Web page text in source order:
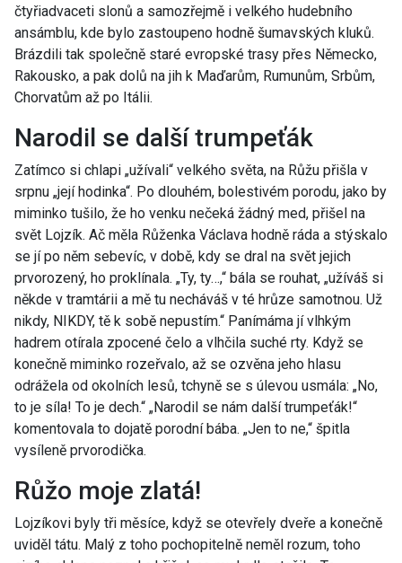
čtyřiadvaceti slonů a samozřejmě i velkého hudebního
ansámblu, kde bylo zastoupeno hodně šumavských kluků.
Brázdili tak společně staré evropské trasy přes Německo,
Rakousko, a pak dolů na jih k Maďarům, Rumunům, Srbům,
Chorvatům až po Itálii.
Narodil se další trumpeťák
Zatímco si chlapi „užívali“ velkého světa, na Růžu přišla v
srpnu „její hodinka“. Po dlouhém, bolestivém porodu, jako by
miminko tušilo, že ho venku nečeká žádný med, přišel na
svět Lojzík. Ač měla Růženka Václava hodně ráda a stýskalo
se jí po něm sebevíc, v době, kdy se dral na svět jejich
prvorozený, ho proklínala. „Ty, ty…,“ bála se rouhat, „užíváš si
někde v tramtárii a mě tu necháváš v té hrůze samotnou. Už
nikdy, NIKDY, tě k sobě nepustím.“ Panímáma jí vlhkým
hadrem otírala zpocené čelo a vlhčila suché rty. Když se
konečně miminko rozeřvalo, až se ozvěna jeho hlasu
odrážela od okolních lesů, tchyně se s úlevou usmála: „No,
to je síla! To je dech.“ „Narodil se nám další trumpeťák!“
komentovala to dojatě porodní bába. „Jen to ne,“ špitla
vysíleně prvorodička.
Růžo moje zlatá!
Lojzíkovi byly tři měsíce, když se otevřely dveře a konečně
uviděl tátu. Malý z toho pochopitelně neměl rozum, toho